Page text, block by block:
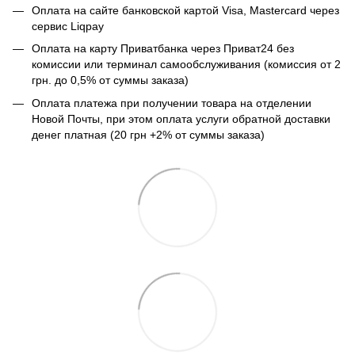
Оплата на сайте банковской картой Visa, Mastercard через
сервис Liqpay
Оплата на карту Приватбанка через Приват24 без
комиссии или терминал самообслуживания (комиссия от 2
грн. до 0,5% от суммы заказа)
Оплата платежа при получении товара на отделении
Новой Почты, при этом оплата услуги обратной доставки
денег платная (20 грн +2% от суммы заказа)